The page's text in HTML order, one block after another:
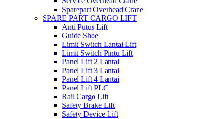
Sparepart Overhead Crane
SPARE PART CARGO LIFT
Anti Putus Lift
Guide Shoe
Limit Switch Lantai Lift
Limit Switch Pintu Lift
Panel Lift 2 Lantai
Panel Lift 3 Lantai
Panel Lift 4 Lantai
Panel Lift PLC
Rail Cargo Lift
Safety Brake Lift
Safety Device Lift